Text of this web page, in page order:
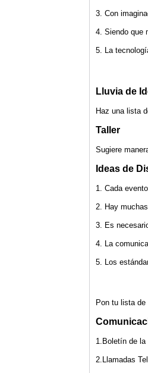
3. Con
4. Siendo que
5. La
Lluvia de
Haz una lista
Taller
Sugiere
Ideas de
1. Cada
2. Hay
3. Es
4. La
5. Los
Pon tu lista
1.Boletín de la
2.Llamadas